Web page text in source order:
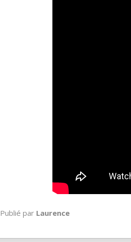
Publié par Laurence